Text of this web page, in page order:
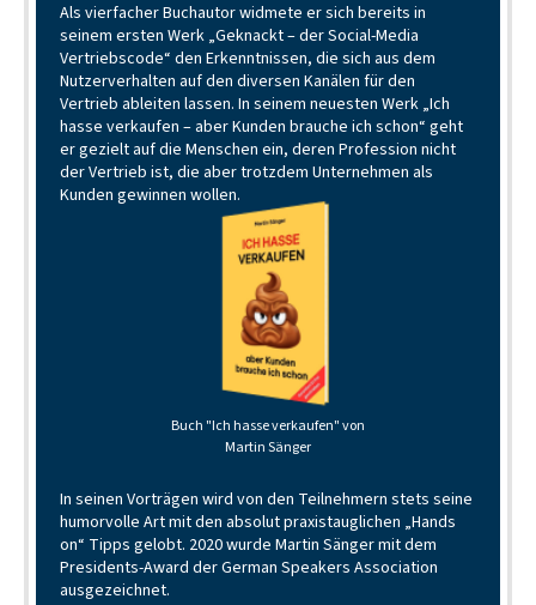
Als vierfacher Buchautor widmete er sich bereits in
seinem ersten Werk „Geknackt – der Social-Media
Vertriebscode“ den Erkenntnissen, die sich aus dem
Nutzerverhalten auf den diversen Kanälen für den
Vertrieb ableiten lassen. In seinem neuesten Werk „Ich
hasse verkaufen – aber Kunden brauche ich schon“ geht
er gezielt auf die Menschen ein, deren Profession nicht
der Vertrieb ist, die aber trotzdem Unternehmen als
Kunden gewinnen wollen.
Buch "Ich hasse verkaufen" von
Martin Sänger
In seinen Vorträgen wird von den Teilnehmern stets seine
humorvolle Art mit den absolut praxistauglichen „Hands
on“ Tipps gelobt. 2020 wurde Martin Sänger mit dem
Presidents-Award der German Speakers Association
ausgezeichnet.